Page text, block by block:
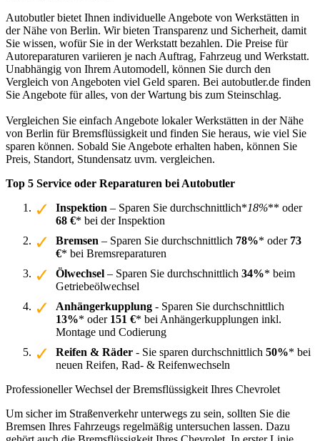
Autobutler bietet Ihnen individuelle Angebote von Werkstätten in
der Nähe von Berlin. Wir bieten Transparenz und Sicherheit, damit
Sie wissen, wofür Sie in der Werkstatt bezahlen. Die Preise für
Autoreparaturen variieren je nach Auftrag, Fahrzeug und Werkstatt.
Unabhängig von Ihrem Automodell, können Sie durch den
Vergleich von Angeboten viel Geld sparen. Bei autobutler.de finden
Sie Angebote für alles, von der Wartung bis zum Steinschlag.
Vergleichen Sie einfach Angebote lokaler Werkstätten in der Nähe
von Berlin für Bremsflüssigkeit und finden Sie heraus, wie viel Sie
sparen können. Sobald Sie Angebote erhalten haben, können Sie
Preis, Standort, Stundensatz uvm. vergleichen.
Top 5 Service oder Reparaturen bei Autobutler
Inspektion – Sparen Sie durchschnittlich*18%** oder
68 €* bei der Inspektion
Bremsen – Sparen Sie durchschnittlich 78%* oder 73
€* bei Bremsreparaturen
Ölwechsel – Sparen Sie durchschnittlich 34%* beim
Getriebeölwechsel
Anhängerkupplung - Sparen Sie durchschnittlich
13%* oder 151 €* bei Anhängerkupplungen inkl.
Montage und Codierung
Reifen & Räder - Sie sparen durchschnittlich 50%* bei
neuen Reifen, Rad- & Reifenwechseln
Professioneller Wechsel der Bremsflüssigkeit Ihres Chevrolet
Um sicher im Straßenverkehr unterwegs zu sein, sollten Sie die
Bremsen Ihres Fahrzeugs regelmäßig untersuchen lassen. Dazu